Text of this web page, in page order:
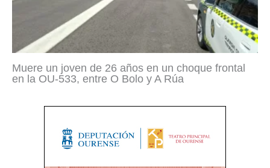
Muere un joven de 26 años en un choque frontal
en la OU-533, entre O Bolo y A Rúa